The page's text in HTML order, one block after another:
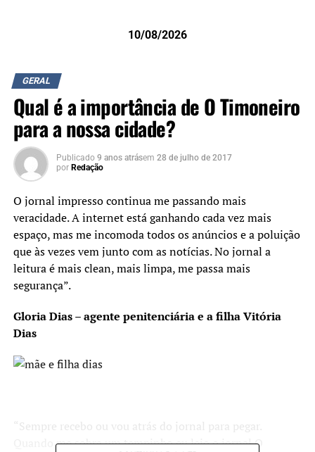
10/08/2026
GERAL
Qual é a importância de O Timoneiro
para a nossa cidade?
Publicado 9 anos atrásem 28 de julho de 2017
por Redação
O jornal impresso continua me passando mais
veracidade. A internet está ganhando cada vez mais
espaço, mas me incomoda todos os anúncios e a poluição
que às vezes vem junto com as notícias. No jornal a
leitura é mais clean, mais limpa, me passa mais
segurança”.
Gloria Dias – agente penitenciária e a filha Vitória
Dias
“Sempre recebo ou vou atrás do jornal para pegar.
Quando me sobra um tempinho eu leio o jornal O